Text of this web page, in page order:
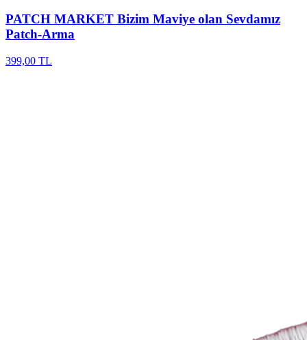
PATCH MARKET Bizim Maviye olan Sevdamız
Patch-Arma
399,00 TL